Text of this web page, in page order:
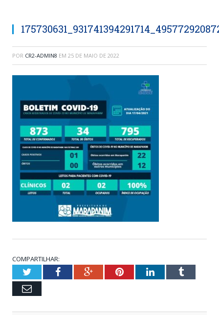
POR CR2-ADMIN8 EM 25 DE MAIO DE 2022
COMPARTILHAR:
TwitterFacebookGoogle+PinterestLinkedInTumblr
Email